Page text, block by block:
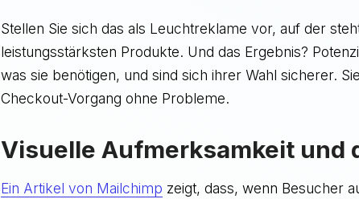
Stellen Sie sich das als Leuchtreklame vor, auf der
leistungsstärksten Produkte. Und das Ergebnis?
was sie benötigen, und sind sich ihrer Wahl sicherer.
Checkout-Vorgang ohne Probleme.
Visuelle Aufmerksamkeit und
Ein Artikel von Mailchimp zeigt, dass, wenn Besucher